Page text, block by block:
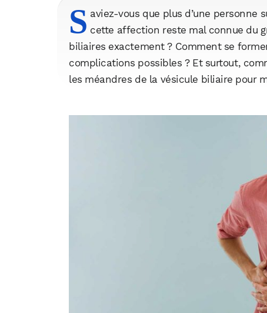
S aviez-vous que plus d’une personne
cette affection reste mal connue du
biliaires exactement ? Comment se
complications possibles ? Et surtout,
les méandres de la vésicule biliaire pour